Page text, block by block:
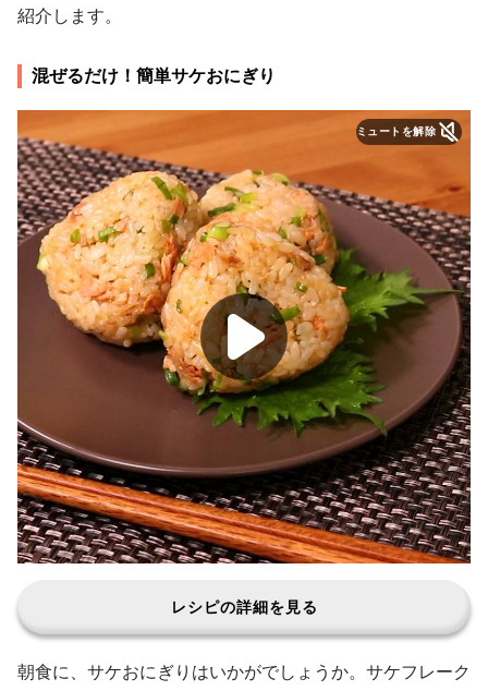
紹介します。
混ぜるだけ！簡単サケおにぎり
ミュートを解除
レシピの詳細を見る
朝食に、サケおにぎりはいかがでしょうか。サケフレーク